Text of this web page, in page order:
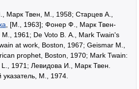
Марк Твен, М., 1958; Старцев А.,
, [М., 1963]; Фонер Ф., Марк Твен-
М., 1961; De Voto В. A., Mark Twain's
at work, Boston, 1967; Geismar М.,
prophet, Boston, 1970; Mark Twain:
1971; Левидова И., Марк Твен.
М., 1974.